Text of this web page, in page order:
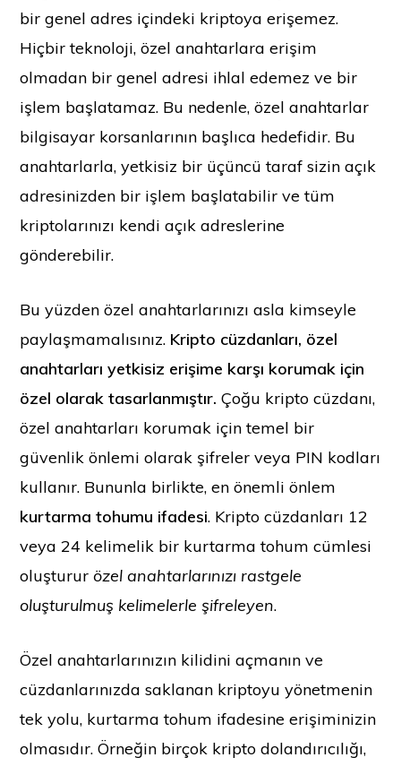
bir genel adres içindeki kriptoya erişemez.
Hiçbir teknoloji, özel anahtarlara erişim
olmadan bir genel adresi ihlal edemez ve bir
işlem başlatamaz. Bu nedenle, özel anahtarlar
bilgisayar korsanlarının başlıca hedefidir. Bu
anahtarlarla, yetkisiz bir üçüncü taraf sizin açık
adresinizden bir işlem başlatabilir ve tüm
kriptolarınızı kendi açık adreslerine
gönderebilir.
Bu yüzden özel anahtarlarınızı asla kimseyle
paylaşmamalısınız. Kripto cüzdanları, özel
anahtarları yetkisiz erişime karşı korumak için
özel olarak tasarlanmıştır.Çoğu kripto cüzdanı,
özel anahtarları korumak için temel bir
güvenlik önlemi olarak şifreler veya PIN kodları
kullanır. Bununla birlikte, en önemli önlem
kurtarma tohumu ifadesi. Kripto cüzdanları 12
veya 24 kelimelik bir kurtarma tohum cümlesi
oluşturur özel anahtarlarınızı rastgele
oluşturulmuş kelimelerle şifreleyen.
Özel anahtarlarınızın kilidini açmanın ve
cüzdanlarınızda saklanan kriptoyu yönetmenin
tek yolu, kurtarma tohum ifadesine erişiminizin
olmasıdır. Örneğin birçok kripto dolandırıcılığı,